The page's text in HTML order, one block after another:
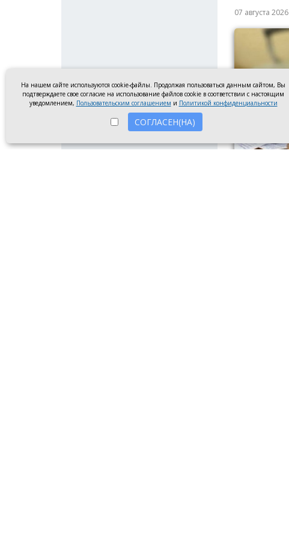
07 августа 2026
На нашем сайте используются cookie-файлы. Продолжая пользоваться данным сайтом, Вы
подтверждаете свое согласие на использование файлов cookie в соответствии с настоящим
уведомлением, Пользовательским соглашением и Политикой конфиденциальности
СОГЛАСЕН(НА)